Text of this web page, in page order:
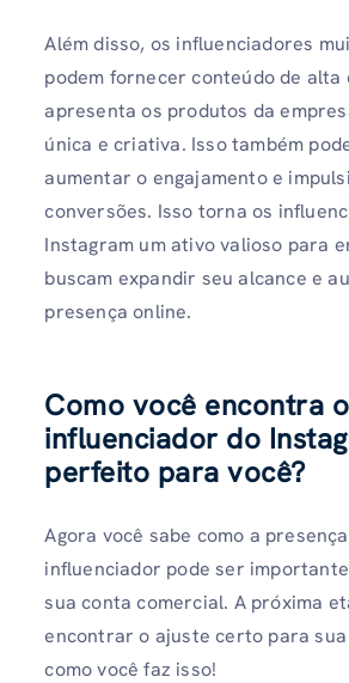
Além disso, os influenciadores
podem fornecer conteúdo de alta
apresenta os produtos da
única e criativa. Isso também
aumentar o engajamento e
conversões. Isso torna os
Instagram um ativo valioso para
buscam expandir seu alcance e
presença online.
Como você encontra o
influenciador do
perfeito para você?
Agora você sabe como a
influenciador pode ser
sua conta comercial. A próxima
encontrar o ajuste certo para sua
como você faz isso!